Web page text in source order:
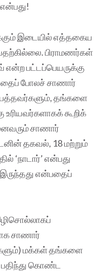
இடையில் எத்தகைய
பிராமணர்கள்
பட்டப்பெயருக்கு
போலச் சாணார்
தங்களை
உரியவர்களாகக் கூறிக்
சாணார்
தகவல், 18 மற்றும்
‘நாடார்’ என்பது
இருந்தது என்பதைப்
சாணார்
மக்கள் தங்களை
பதிந்து கொண்ட